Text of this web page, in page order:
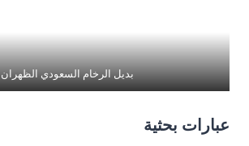
بديل الرخام السعودي الظهران
عبارات بحثية